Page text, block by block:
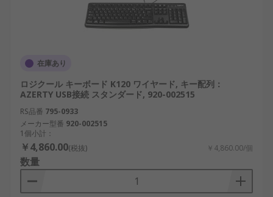
在庫あり
ロジクール キーボード K120 ワイヤード, キー配列：
AZERTY USB接続 スタンダード, 920-002515
RS品番 795-0933
メーカー型番 920-002515
1個小計：
￥4,860.00(税抜) ￥4,860.00/個
数量